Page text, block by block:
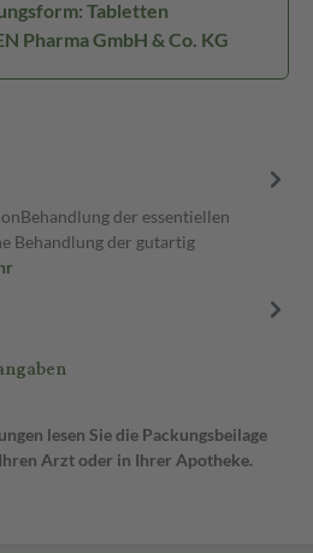
Tabletten
Pharma GmbH & Co. KG
der essentiellen
Behandlung der gutartig
lesen Sie die Packungsbeilage
Arzt oder in Ihrer Apotheke.